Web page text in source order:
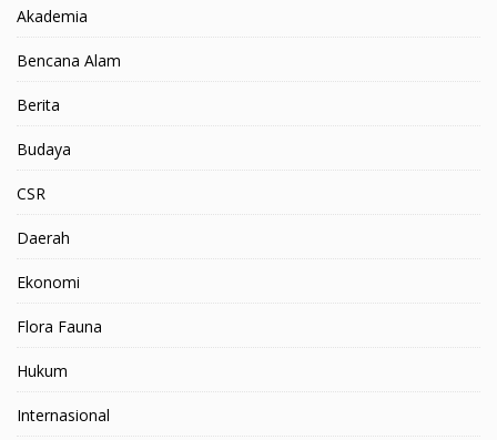
Akademia
Bencana Alam
Berita
Budaya
CSR
Daerah
Ekonomi
Flora Fauna
Hukum
Internasional